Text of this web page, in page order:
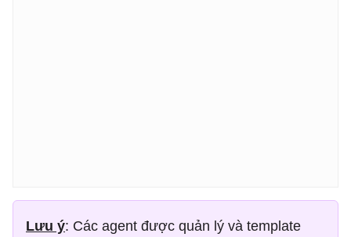
Lưu ý: Các agent được quản lý và template